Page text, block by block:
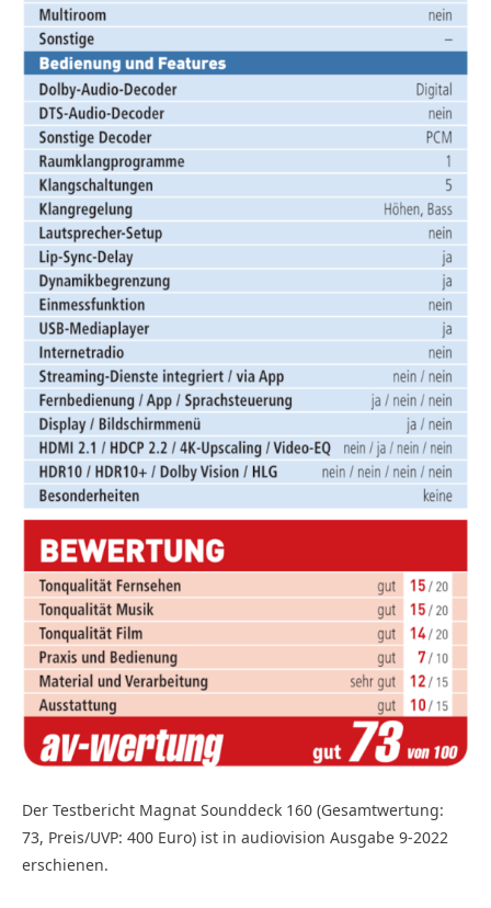
Der Testbericht Magnat Sounddeck 160 (Gesamtwertung:
73, Preis/UVP: 400 Euro) ist in audiovision Ausgabe 9-2022
erschienen.